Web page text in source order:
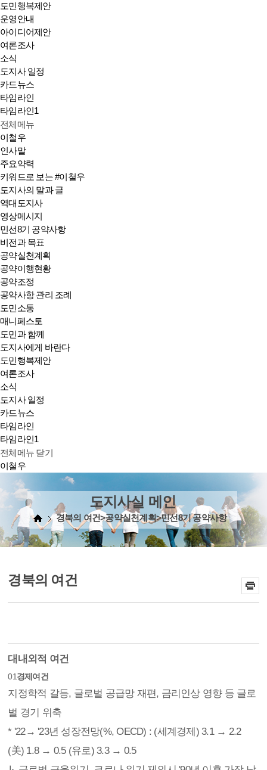
도민행복제안
운영안내
아이디어제안
여론조사
소식
도지사 일정
카드뉴스
타임라인
타임라인1
전체메뉴
이철우
인사말
주요약력
키워드로 보는 #이철우
도지사의 말과 글
역대도지사
영상메시지
민선8기 공약사항
비전과 목표
공약실천계획
공약이행현황
공약조정
공약사항 관리 조례
도민소통
매니페스토
도민과 함께
도지사에게 바란다
도민행복제안
여론조사
소식
도지사 일정
카드뉴스
타임라인
타임라인1
전체메뉴 닫기
이철우
도지사실 메인
경북의 여건>공약실천계획>민선8기 공약사항
경북의 여건
대내외적 여건
01경제여건
지정학적 갈등, 글로벌 공급망 재편, 금리인상 영향 등 글로
벌 경기 위축
* '22→ '23년 성장전망(%, OECD) : (세계경제) 3.1 → 2.2
(美) 1.8 → 0.5 (유로) 3.3 → 0.5